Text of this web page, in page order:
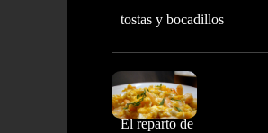
tostas y bocadillos
El reparto de